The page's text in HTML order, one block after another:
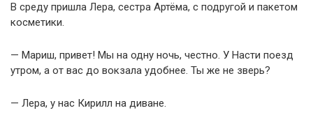
В среду пришла Лера, сестра Артёма, с подругой и пакетом
косметики.
— Мариш, привет! Мы на одну ночь, честно. У Насти поезд
утром, а от вас до вокзала удобнее. Ты же не зверь?
— Лера, у нас Кирилл на диване.